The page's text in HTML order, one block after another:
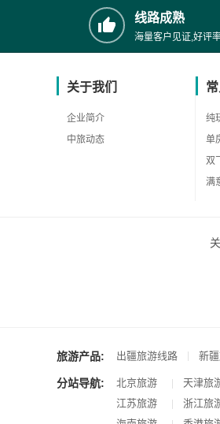
线路成熟
海量客户见证,好评
关于我们
企业简介
中旅动态
纯
单
双
满
旅游产品: 出疆旅游线路 | 新
分站导航: 北京旅游 | 天津旅
江苏旅游 | 浙江旅